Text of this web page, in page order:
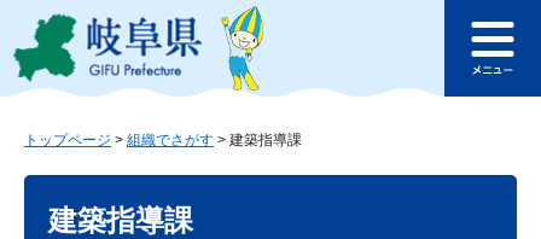
ジ
ュ
このページの本文へ
ュ
トップページ > 組織でさがす > 建築指導課
建築指導課